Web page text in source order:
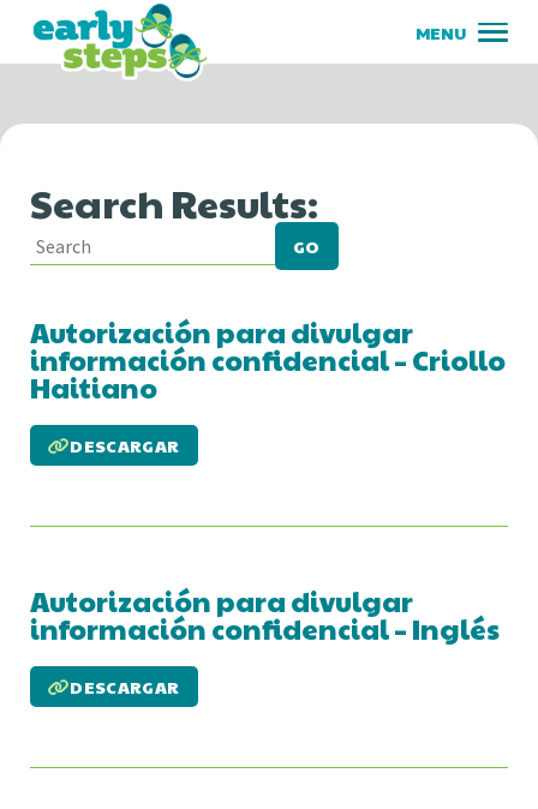
Search Results:
GO
Autorización para divulgar
información confidencial – Criollo
Haitiano
DESCARGAR
Autorización para divulgar
información confidencial – Inglés
DESCARGAR